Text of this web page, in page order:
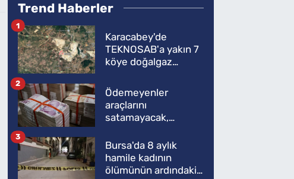
Trend Haberler
Karacabey'de
TEKNOSAB'a yakın 7
köye doğalgaz
1
Ödemeyenler
araçlarını
satamayacak,
2
Bursa'da 8 aylık
hamile kadının
ölümünün ardındaki
3